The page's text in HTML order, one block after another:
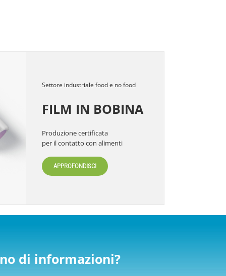
Settore industriale food e no food
FILM IN BOBINA
Produzione certificata
per il contatto con alimenti
APPROFONDISCI
di informazioni?